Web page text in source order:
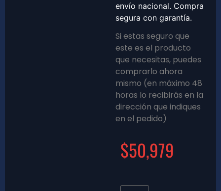
envío nacional. Compra
segura con garantía.
Si estas seguro que
este es el producto
que necesitas, puedes
comprarlo ahora
mismo (en máximo 48
horas lo recibirás en la
dirección que indiques
en el pedido)
$50,979